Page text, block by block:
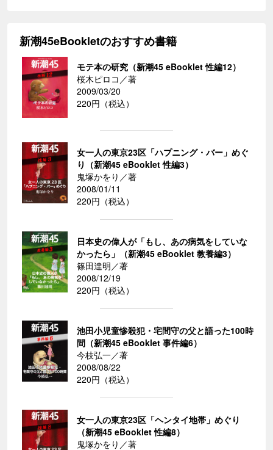
新潮45eBookletのおすすめ書籍
モテ本の研究（新潮45 eBooklet 性編12）
桜木ピロコ／著
2009/03/20
220円（税込）
女一人の東京23区「ハプニング・バー」めぐ
り（新潮45 eBooklet 性編3）
鬼塚かをり／著
2008/01/11
220円（税込）
日本史の偉人が「もし、あの病気をしていな
かったら」（新潮45 eBooklet 教養編3）
篠田達明／著
2008/12/19
220円（税込）
池田小児童惨殺犯・宅間守の父と語った100時
間（新潮45 eBooklet 事件編6）
今枝弘一／著
2008/08/22
220円（税込）
女一人の東京23区「ヘンタイ地帯」めぐり
（新潮45 eBooklet 性編8）
鬼塚かをり／著